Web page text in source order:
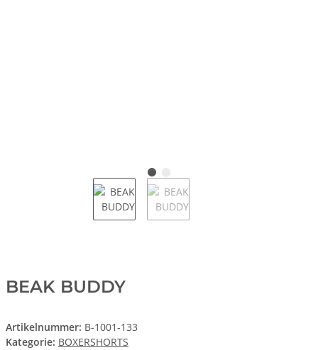
BEAK BUDDY
Artikelnummer: B-1001-133
Kategorie: BOXERSHORTS